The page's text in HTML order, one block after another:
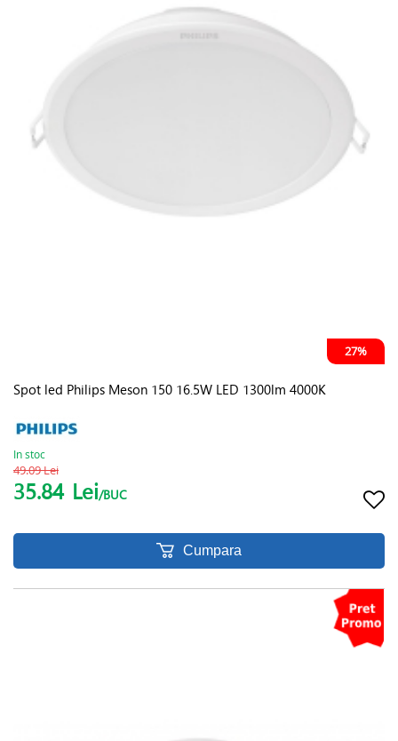
27%
Spot led Philips Meson 150 16.5W LED 1300lm 4000K
In stoc
49.09 Lei
35.84 Lei/BUC
Cumpara